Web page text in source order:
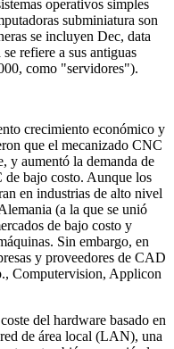
operativos simples
subminiatura son
se incluyen Dec, data
refiere a sus antiguas
como "servidores").
crecimiento económico y
que el mecanizado CNC
y aumentó la demanda de
de bajo costo. Aunque los
en industrias de alto nivel
(a la que se unió
de bajo costo y
Sin embargo, en
y proveedores de CAD
Computervision, Applicon
del hardware basado en
de área local (LAN), una